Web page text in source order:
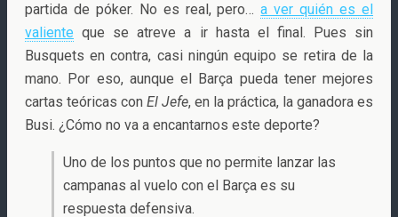
partida de póker. No es real, pero…a ver quién es el
valiente que se atreve a ir hasta el final. Pues sin
Busquets en contra, casi ningún equipo se retira de la
mano. Por eso, aunque el Barça pueda tener mejores
cartas teóricas con El Jefe, en la práctica, la ganadora es
Busi. ¿Cómo no va a encantarnos este deporte?
Uno de los puntos que no permite lanzar las
campanas al vuelo con el Barça es su
respuesta defensiva.